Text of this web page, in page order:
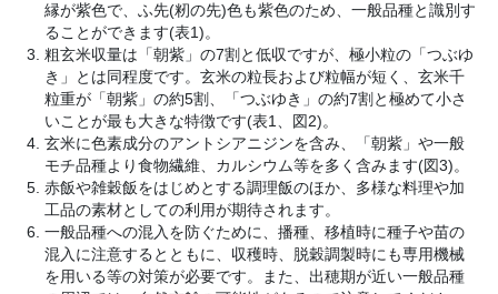
縁が紫色で、ふ先(籾の先)色も紫色のため、一般品種と識別す
ることができます(表1)。
粗玄米収量は「朝紫」の7割と低収ですが、極小粒の「つぶゆ
き」とは同程度です。玄米の粒長および粒幅が短く、玄米千
粒重が「朝紫」の約5割、「つぶゆき」の約7割と極めて小さ
いことが最も大きな特徴です(表1、図2)。
玄米に色素成分のアントシアニジンを含み、「朝紫」や一般
モチ品種より食物繊維、カルシウム等を多く含みます(図3)。
赤飯や雑穀飯をはじめとする調理飯のほか、多様な料理や加
工品の素材としての利用が期待されます。
一般品種への混入を防ぐために、播種、移植時に種子や苗の
混入に注意するとともに、収穫時、脱穀調製時にも専用機械
を用いる等の対策が必要です。また、出穂期が近い一般品種